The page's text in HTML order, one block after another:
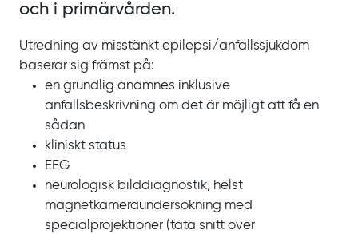
och i primärvården.
Utredning av misstänkt epilepsi/‌anfallssjukdom
baserar sig främst på:
en grundlig anamnes inklusive
anfallsbeskrivning om det är möjligt att få en
sådan
kliniskt status
EEG
neurologisk bilddiagnostik, helst
magnetkameraundersökning med
specialprojektioner (täta snitt över